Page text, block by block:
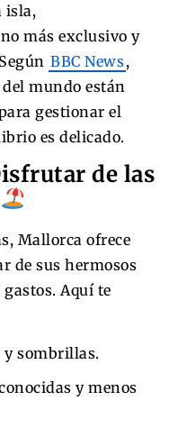
isla,
más exclusivo y
BBC News,
mundo están
gestionar el
es delicado.
de las
Mallorca ofrece
de sus hermosos
Aquí te
sombrillas.
y menos